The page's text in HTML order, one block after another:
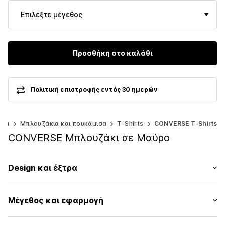
Επιλέξτε μέγεθος
Προσθήκη στο καλάθι
Πολιτική επιστροφής εντός 30 ημερών
Μπλουζάκια και πουκάμισα T-Shirts CONVERSE T-Shirts
CONVERSE Μπλουζάκι σε Μαύρο
Design και έξτρα
Ζέρσεϊ
Στρόγγυλη λαιμόκοψη
Μέγεθος και εφαρμογή